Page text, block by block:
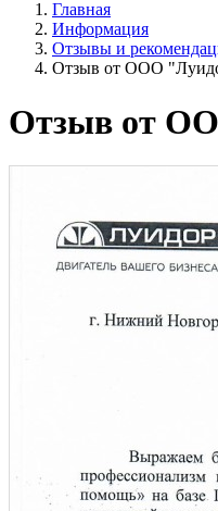
Главная
Информация
Отзывы и
Отзыв от ООО
Отзыв от